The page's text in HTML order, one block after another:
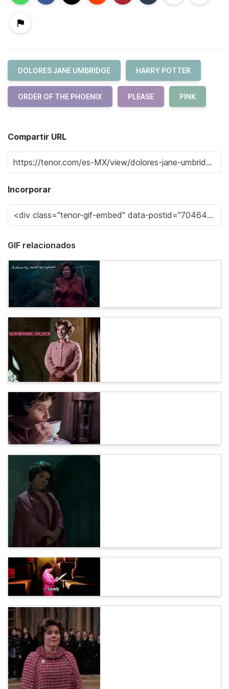
DOLORES JANE UMBRIDGE HARRY POTTER
ORDER OF THE PHOENIX PLEASE PINK
Compartir URL
Incorporar
GIF relacionados